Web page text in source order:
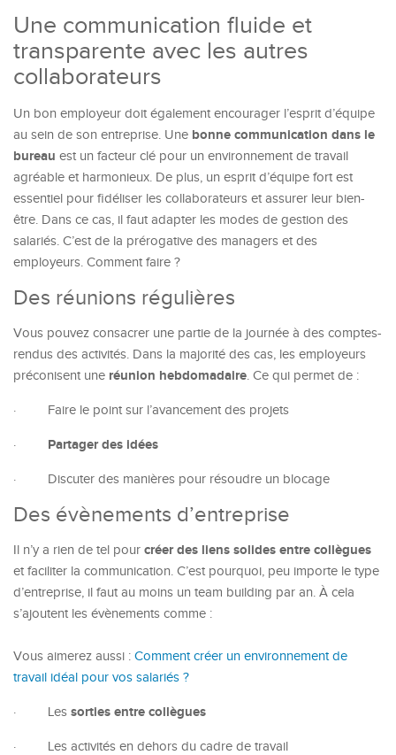
Une communication fluide et
transparente avec les autres
collaborateurs
Un bon employeur doit également encourager l’esprit d’équipe
au sein de son entreprise. Une bonne communication dans le
bureau est un facteur clé pour un environnement de travail
agréable et harmonieux. De plus, un esprit d’équipe fort est
essentiel pour fidéliser les collaborateurs et assurer leur bien-
être. Dans ce cas, il faut adapter les modes de gestion des
salariés. C’est de la prérogative des managers et des
employeurs. Comment faire ?
Des réunions régulières
Vous pouvez consacrer une partie de la journée à des comptes-
rendus des activités. Dans la majorité des cas, les employeurs
préconisent une réunion hebdomadaire. Ce qui permet de :
· Faire le point sur l’avancement des projets
· Partager des idées
· Discuter des manières pour résoudre un blocage
Des évènements d’entreprise
Il n’y a rien de tel pour créer des liens solides entre collègues
et faciliter la communication. C’est pourquoi, peu importe le type
d’entreprise, il faut au moins un team building par an. À cela
s’ajoutent les évènements comme :
Vous aimerez aussi : Comment créer un environnement de
travail idéal pour vos salariés ?
· Les sorties entre collègues
· Les activités en dehors du cadre de travail